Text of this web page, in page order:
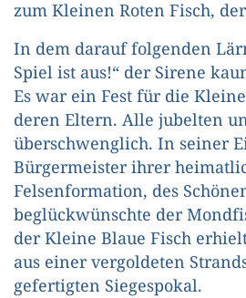
zum Kleinen Roten Fisch,
In dem darauf folgenden
Spiel ist aus!“ der Sirene
Es war ein Fest für die
deren Eltern. Alle jubelten
überschwenglich. In seiner
Bürgermeister ihrer
Felsenformation, des
beglückwünschte der
der Kleine Blaue Fisch
aus einer vergoldeten
gefertigten Siegespokal.